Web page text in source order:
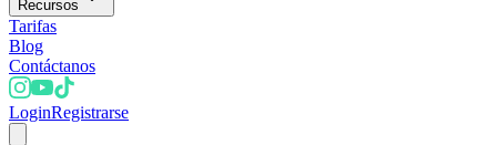
Recursos
Tarifas
Blog
Contáctanos
LoginRegistrarse